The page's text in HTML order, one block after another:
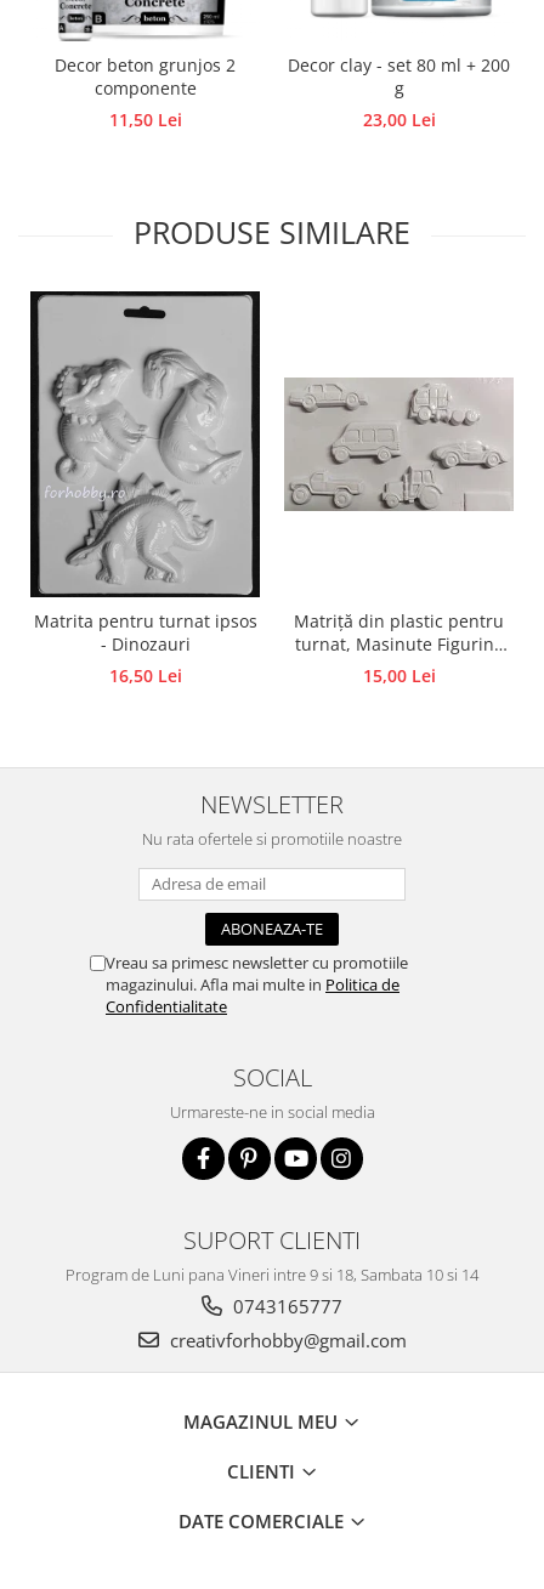
Ustensile
Polistiren
Accesorii floristica
Modele termoadezive
Design cofetarie
Forme pentru turnat ciocolata
Mozaic
Pictura pe fata si corp
Vopsea pentru fata si corp
Accesorii pictura pe fata
Decor beton grunjos 2
componente
11,50 Lei
Decor clay - set 80 ml + 200
g
23,00 Lei
PRODUSE SIMILARE
Matrita pentru turnat ipsos
- Dinozauri
16,50 Lei
Matriță din plastic pentru
turnat, Masinute Figurine
din ipsos, praf ceramic,
beton, piatră lichidă sau
15,00 Lei
NEWSLETTER
Nu rata ofertele si promotiile noastre
Vreau sa primesc newsletter cu promotiile
magazinului. Afla mai multe in Politica de
Confidentialitate
SOCIAL
Urmareste-ne in social media
SUPORT CLIENTI
Program de Luni pana Vineri intre 9 si 18, Sambata 10 si 14
0743165777
creativforhobby@gmail.com
MAGAZINUL MEU
CLIENTI
DATE COMERCIALE